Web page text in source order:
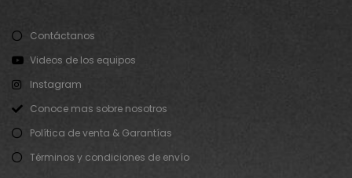
Contáctanos
Videos de los equipos
Instagram
Conoce mas sobre nosotros
Política de venta & Garantías
Términos y condiciones de envío